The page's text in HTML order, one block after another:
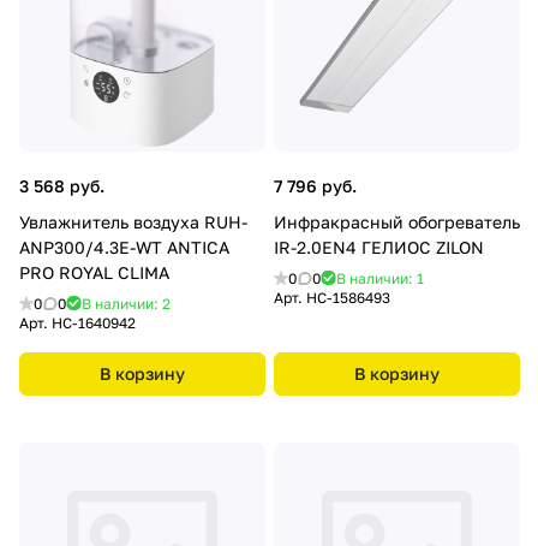
3 568 руб.
Увлажнитель воздуха RUH-
ANP300/4.3E-WT ANTICA
PRO ROYAL CLIMA
0 0
В наличии: 2
Арт. НС-1640942
В корзину
7 796 руб.
Инфракрасный обогреватель
IR-2.0EN4 ГЕЛИОС ZILON
0 0
В наличии: 1
Арт. НС-1586493
В корзину